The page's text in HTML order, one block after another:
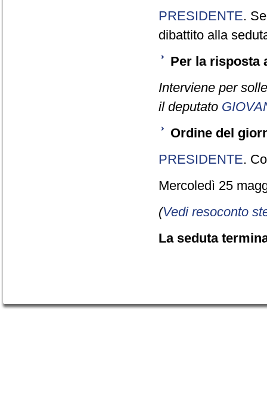
PRESIDENTE.
dibattito alla
Per la risposta
Interviene per
il deputato
Ordine del
PRESIDENTE.
Mercoledì 25
(Vedi resoconto
La seduta